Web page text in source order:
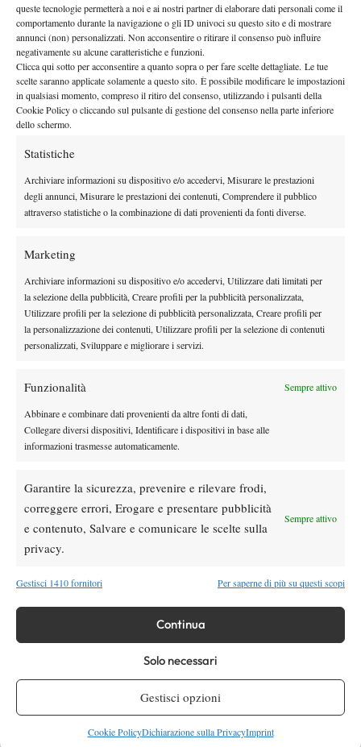
queste tecnologie permetterà a noi e ai nostri partner di elaborare dati personali come il
comportamento durante la navigazione o gli ID univoci su questo sito e di mostrare
annunci (non) personalizzati. Non acconsentire o ritirare il consenso può influire
negativamente su alcune caratteristiche e funzioni.
Clicca qui sotto per acconsentire a quanto sopra o per fare scelte dettagliate. Le tue
scelte saranno applicate solamente a questo sito. È possibile modificare le impostazioni
in qualsiasi momento, compreso il ritiro del consenso, utilizzando i pulsanti della
Cookie Policy o cliccando sul pulsante di gestione del consenso nella parte inferiore
dello schermo.
Statistiche
Archiviare informazioni su dispositivo e/o accedervi, Misurare le prestazioni
degli annunci, Misurare le prestazioni dei contenuti, Comprendere il pubblico
attraverso statistiche o la combinazione di dati provenienti da fonti diverse.
Marketing
Archiviare informazioni su dispositivo e/o accedervi, Utilizzare dati limitati per
la selezione della pubblicità, Creare profili per la pubblicità personalizzata,
Utilizzare profili per la selezione di pubblicità personalizzata, Creare profili per
la personalizzazione dei contenuti, Utilizzare profili per la selezione di contenuti
personalizzati, Sviluppare e migliorare i servizi.
Funzionalità Sempre attivo
Abbinare e combinare dati provenienti da altre fonti di dati,
Collegare diversi dispositivi, Identificare i dispositivi in base alle
informazioni trasmesse automaticamente.
Garantire la sicurezza, prevenire e rilevare frodi,
correggere errori, Erogare e presentare pubblicità
e contenuto, Salvare e comunicare le scelte sulla
privacy.
Sempre attivo
Gestisci 1410 fornitori Per saperne di più su questi scopi
Continua
Solo necessari
Gestisci opzioni
Cookie PolicyDichiarazione sulla PrivacyImprint
2002, una delle new entry del team. Insieme a loro anche i 2.7
Alessio Tramontin e Gabriele Datei, il 2.8 Luca Provana e i
“Terza” Giacomo Nava e Danny Ricetti, tutti all’esordio in Serie
B. “Il nostro primo obiettivo – spiega Nicola Remedi – è quello
di divertirci e fare il possibile, senza particolari ambizioni di
classifica. Sicuramente la salvezza sarebbe un ottimo traguardo,
mezzo per far crescere i nostri ragazzi e portare al circolo
ulteriore ‘movimento’ nel periodo primaverile”. Proprio la
possibilità di viaggiare con la squadra potrebbe diventare per i
giovani un bel valore aggiunto, motivandoli a dare ancora di più.
regionale. Trasferte lunghe come Benevento e Messina
serviranno per farsi le ossa”. Insomma, per fare squadra. E per
cementare un team più giovane che mai.
Nessun commento
Devi essere connessoper inviare un commento.
DI TENDENZA
Marco Panichi: “Sinner e Djokovic? Due
ragazzi normalissimi, ossessionati dal
Masters 1000 Montreal, Fonseca verso